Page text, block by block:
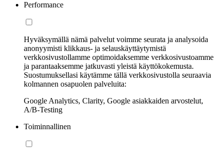
Performance
Hyväksymällä nämä palvelut voimme seurata ja analysoida
anonyymisti klikkaus- ja selauskäyttäytymistä
verkkosivustollamme optimoidaksemme verkkosivustoamme
ja parantaaksemme jatkuvasti yleistä käyttökokemusta.
Suostumuksellasi käytämme tällä verkkosivustolla seuraavia
kolmannen osapuolen palveluita:
Google Analytics, Clarity, Google asiakkaiden arvostelut,
A/B-Testing
Toiminnallinen